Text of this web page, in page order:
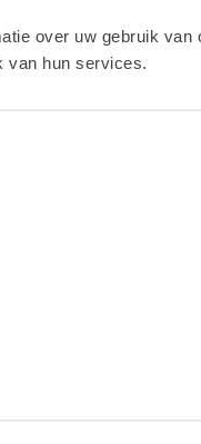
over uw gebruik
van hun services.